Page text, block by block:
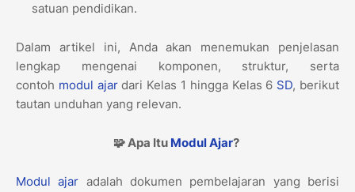
satuan pendidikan.
Dalam artikel ini, Anda akan menemukan penjelasan
lengkap mengenai komponen, struktur, serta
contoh modul ajardari Kelas 1 hingga Kelas 6 SD, berikut
tautan unduhan yang relevan.
🧩 Apa Itu Modul Ajar?
Modul ajar adalah dokumen pembelajaran yang berisi